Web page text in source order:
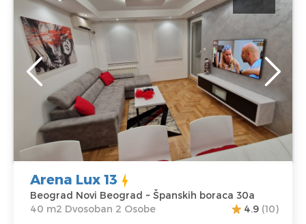
za boravak do 2 osobe
Beograd
Lokacija:
Beograd Novi
Beograd
Adresa:Španskih
boraca 30a
Cena55 €
2
Kvadratura :40
m2
Struktura :
Dvosoban
Arena Lux 13
Beograd Novi Beograd ~ Španskih boraca 30a
40 m2 Dvosoban 2 Osobe
4.9 (10)